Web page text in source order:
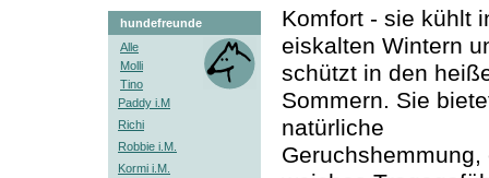
hundefreunde
Alle
Molli
Tino
Paddy i.M
Richi
Robbie i.M.
Kormi i.M.
Komfort - sie kühlt
eiskalten Wintern
schützt in den
Sommern. Sie
natürliche
Geruchshemmung,